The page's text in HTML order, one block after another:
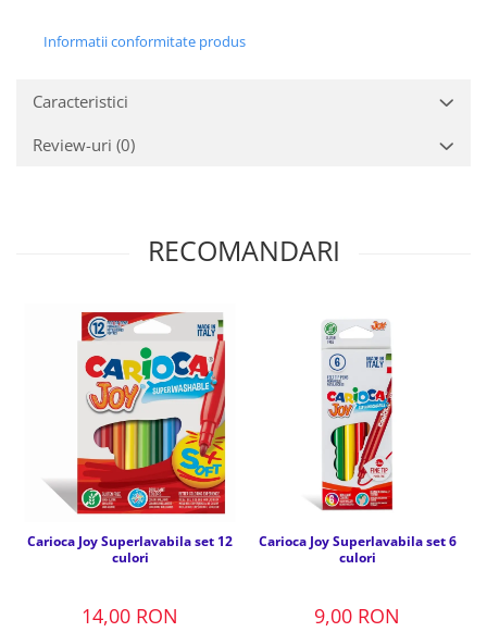
Informatii conformitate produs
Caracteristici
Review-uri (0)
RECOMANDARI
Carioca Joy Superlavabila set 12
culori
14,00 RON
Carioca Joy Superlavabila set 6
culori
9,00 RON